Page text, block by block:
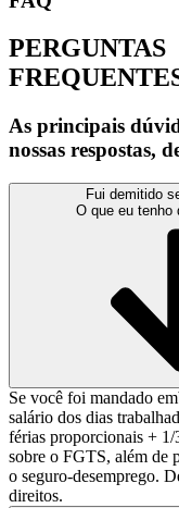
PERGUNTAS
As principais
nossas respostas,
Fui demitido
O que eu tenho
Se você foi mandado
salário dos dias
férias proporcionais +
sobre o FGTS, além de
o seguro-desemprego.
direitos.